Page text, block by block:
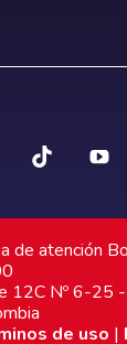
de atención
12C Nº 6-25
de uso |